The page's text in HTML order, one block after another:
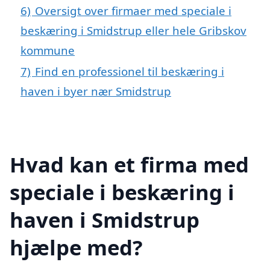
6) Oversigt over firmaer med speciale i
beskæring i Smidstrup eller hele Gribskov
kommune
7) Find en professionel til beskæring i
haven i byer nær Smidstrup
Hvad kan et firma med
speciale i beskæring i
haven i Smidstrup
hjælpe med?